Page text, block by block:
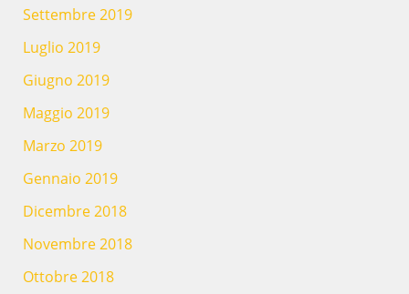
Settembre 2019
Luglio 2019
Giugno 2019
Maggio 2019
Marzo 2019
Gennaio 2019
Dicembre 2018
Novembre 2018
Ottobre 2018